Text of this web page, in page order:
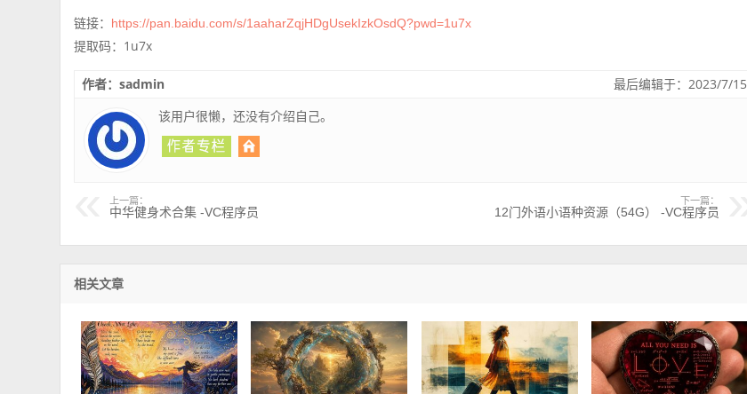
链接： https://pan.baidu.com/s/1aaharZqjHDgUsekIzkOsdQ?pwd=1u7x
提取码：1u7x
最后编辑于：2023/7/15
作者：sadmin
该用户很懒，还没有介绍自己。
上一篇：
中华健身术合集 -VC程序员
下一篇：
12门外语小语种资源（54G） -VC程序员
相关文章